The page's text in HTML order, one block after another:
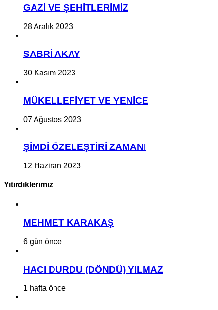
GAZİ VE ŞEHİTLERİMİZ
28 Aralık 2023
SABRİ AKAY
30 Kasım 2023
MÜKELLEFİYET VE YENİCE
07 Ağustos 2023
ŞİMDİ ÖZELEŞTİRİ ZAMANI
12 Haziran 2023
Yitirdiklerimiz
MEHMET KARAKAŞ
6 gün önce
HACI DURDU (DÖNDÜ) YILMAZ
1 hafta önce